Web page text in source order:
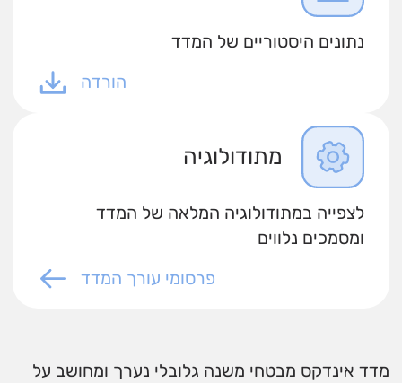
נתונים היסטוריים של המדד
הורדה
מתודולוגיה
לצפייה במתודולוגיה המלאה של המדד
ומסמכים נלווים
פרסומי עורך המדד
מדד אינדקס מבטחי משנה גלובלי נערך ומחושב על